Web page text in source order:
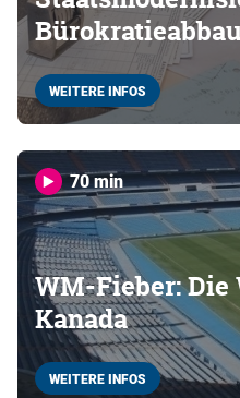
WEITERE INFOS
70 min
WM-Fieber: Die
Kanada
WEITERE INFOS